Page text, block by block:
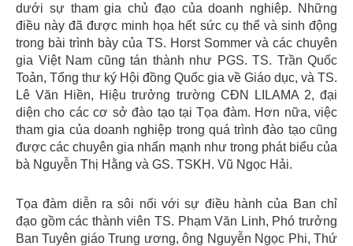
dưới sự tham gia chủ đạo của doanh nghiệp. Những
điều này đã được minh họa hết sức cụ thể và sinh động
trong bài trình bày của TS. Horst Sommer và các chuyên
gia Việt Nam cũng tán thành như PGS. TS. Trần Quốc
Toản, Tổng thư ký Hội đồng Quốc gia về Giáo dục, và TS.
Lê Văn Hiền, Hiệu trưởng trường CĐN LILAMA 2, đại
diện cho các cơ sở đào tạo tại Tọa đàm. Hơn nữa, việc
tham gia của doanh nghiệp trong quá trình đào tạo cũng
được các chuyên gia nhấn mạnh như trong phát biểu của
bà Nguyễn Thị Hằng và GS. TSKH. Vũ Ngọc Hải.
Tọa đàm diễn ra sôi nổi với sự điều hành của Ban chỉ
đạo gồm các thành viên TS. Phạm Văn Linh, Phó trưởng
Ban Tuyên giáo Trung ương, ông Nguyễn Ngọc Phi, Thứ